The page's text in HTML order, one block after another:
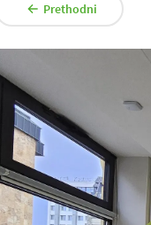
Prethodni